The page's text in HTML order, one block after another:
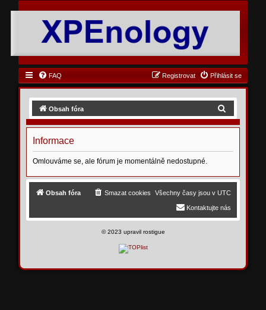
FAQ Přihlásit se
Registrovat
Obsah fóra
d
t
Informace
Omlouváme se, ale fórum je momentálně nedostupné.
Obsah fóra Všechny časy jsou v UTC
Smazat cookies
Kontaktujte nás
©2023 upravil rostigue